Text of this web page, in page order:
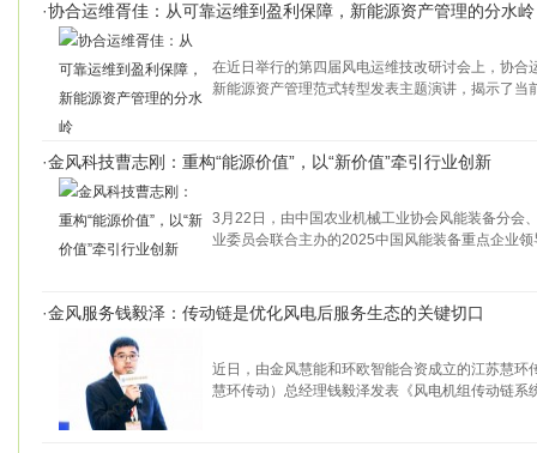
·协合运维胥佳：从可靠运维到盈利保障，新能源资产管理的分水岭
在近日举行的第四届风电运维技改研讨会上，协合
新能源资产管理范式转型发表主题演讲，揭示了当
·金风科技曹志刚：重构“能源价值”，以“新价值”牵引行业创新
3月22日，由中国农业机械工业协会风能装备分会
业委员会联合主办的2025中国风能装备重点企业领
·金风服务钱毅泽：传动链是优化风电后服务生态的关键切口
近日，由金风慧能和环欧智能合资成立的江苏慧环
慧环传动）总经理钱毅泽发表《风电机组传动链系